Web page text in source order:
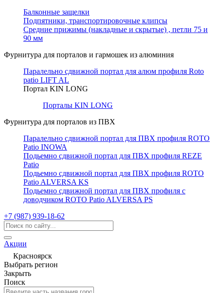
Балконные защелки
Подпятники, транспортировочные клипсы
Средние прижимы (накладные и скрытые) , петли 75 и
90 мм
Фурнитура для порталов и гармошек из алюминия
Паралельно сдвижной портал для алюм профиля Roto
patio LIFT AL
Портал KIN LONG
Порталы KIN LONG
Фурнитура для порталов из ПВХ
Паралельно сдвижной портал для ПВХ профиля ROTO
Patio INOWA
Подьемно сдвижной портал для ПВХ профиля REZE
Patio
Подьемно сдвижной портал для ПВХ профиля ROTO
Patio ALVERSA KS
Подьемно сдвижной портал для ПВХ профиля с
доводчиком ROTO Patio ALVERSA PS
+7 (987) 939-18-62
Акции
Красноярск
Выбрать регион
Закрыть
Поиск